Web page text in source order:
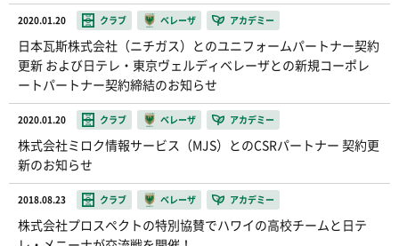
2020.01.20 クラブ ベレーザ アカデミー
日本瓦斯株式会社（ニチガス）とのユニフォームパートナー契約
更新 および日テレ・東京ヴェルディベレーザとの新規コーポレ
ートパートナー契約締結のお知らせ
2020.01.20 クラブ ベレーザ アカデミー
株式会社ミロク情報サービス（MJS）とのCSRパートナー 契約更
新のお知らせ
2018.08.23 クラブ ベレーザ アカデミー
株式会社プロスペクトの特別協賛でハワイの高校チームと日テ